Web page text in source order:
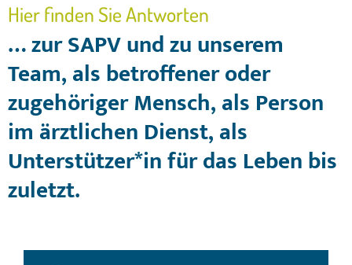
Hier finden Sie Antworten
… zur SAPV und zu unserem
Team, als betroffener oder
zugehöriger Mensch, als Person
im ärztlichen Dienst, als
Unterstützer*in für das Leben bis
zuletzt.